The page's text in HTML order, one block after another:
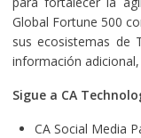
Global Fortune 500
sus ecosistemas de
información adicional,
Sigue a CA
CA Social Media